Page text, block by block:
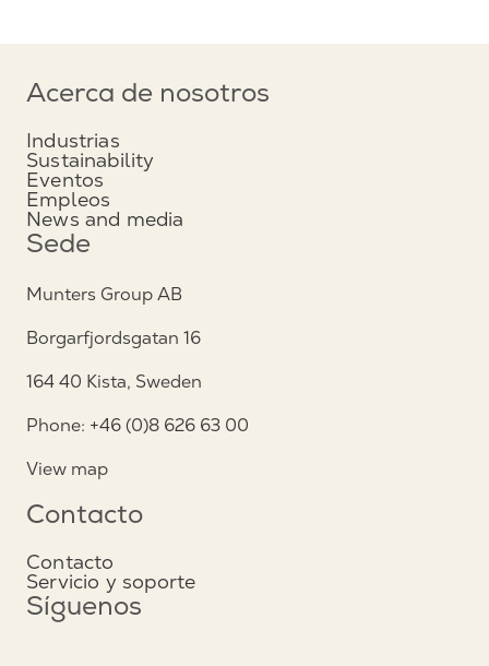
Acerca de nosotros
Industrias
Sustainability
Eventos
Empleos
News and media
Sede
Munters Group AB
Borgarfjordsgatan 16
164 40 Kista, Sweden
Phone: +46 (0)8 626 63 00
View map
Contacto
Contacto
Servicio y soporte
Síguenos